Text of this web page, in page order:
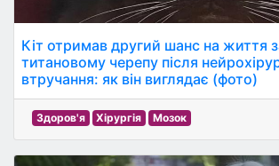
Кіт отримав другий шанс на життя
титановому черепу після
втручання: як він виглядає (фото)
Здоров'я Хірургія Мозок